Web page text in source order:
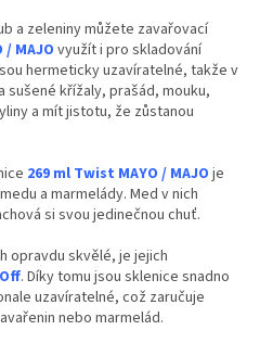
a zeleniny můžete zavařovací
/ MAJO využít i pro skladování
hermeticky uzavíratelné, takže v
křížaly, prašád, mouku,
a mít jistotu, že zůstanou
269 ml Twist MAYO / MAJO je
a marmelády. Med v nich
si svou jedinečnou chuť.
opravdu skvělé, je jejich
. Díky tomu jsou sklenice snadno
uzavíratelné, což zaručuje
nebo marmelád.